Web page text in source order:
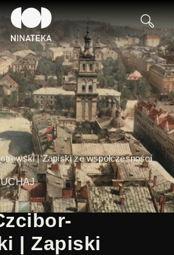
| Zapiski ze współczesności
| Zapiski